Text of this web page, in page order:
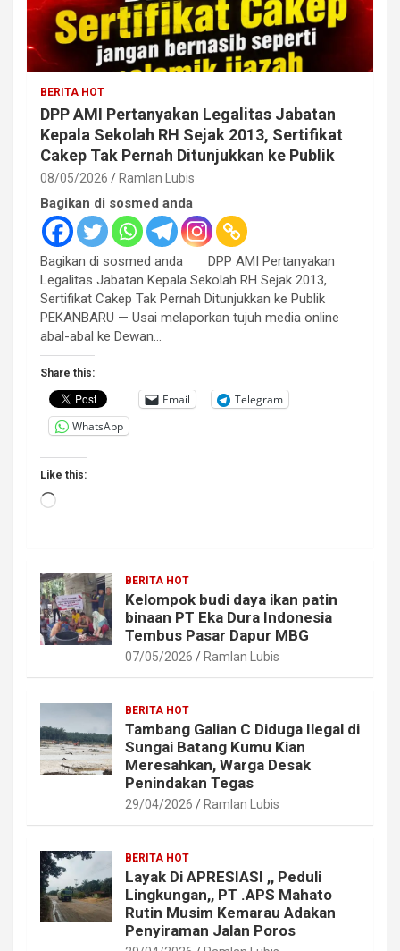
BERITA HOT
DPP AMI Pertanyakan Legalitas Jabatan
Kepala Sekolah RH Sejak 2013, Sertifikat
Cakep Tak Pernah Ditunjukkan ke Publik
08/05/2026 Ramlan Lubis
Bagikan di sosmed anda
Bagikan di sosmed anda DPP AMI Pertanyakan
Legalitas Jabatan Kepala Sekolah RH Sejak 2013,
Sertifikat Cakep Tak Pernah Ditunjukkan ke Publik
PEKANBARU — Usai melaporkan tujuh media online
abal-abal ke Dewan…
Share this:
Email
Telegram
WhatsApp
Like this:
Loading…
BERITA HOT
Kelompok budi daya ikan patin
binaan PT Eka Dura Indonesia
Tembus Pasar Dapur MBG
07/05/2026 Ramlan Lubis
BERITA HOT
Tambang Galian C Diduga Ilegal di
Sungai Batang Kumu Kian
Meresahkan, Warga Desak
Penindakan Tegas
29/04/2026 Ramlan Lubis
BERITA HOT
Layak Di APRESIASI ,, Peduli
Lingkungan,, PT .APS Mahato
Rutin Musim Kemarau Adakan
Penyiraman Jalan Poros